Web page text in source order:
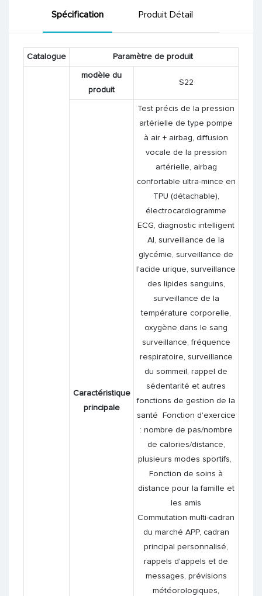
Spécification Produit Détail
Catalogue Paramètre de produit
modèle du
produit
S22
Caractéristique
principale
Test précis de la pression
artérielle de type pompe
à air + airbag, diffusion
vocale de la pression
artérielle, airbag
confortable ultra-mince en
TPU (détachable),
électrocardiogramme
ECG, diagnostic intelligent
AI, surveillance de la
glycémie, surveillance de
l'acide urique, surveillance
des lipides sanguins,
surveillance de la
température corporelle,
oxygène dans le sang
surveillance, fréquence
respiratoire, surveillance
du sommeil, rappel de
sédentarité et autres
fonctions de gestion de la
santé Fonction d'exercice
: nombre de pas/nombre
de calories/distance,
plusieurs modes sportifs,
Fonction de soins à
distance pour la famille et
les amis
Commutation multi-cadran
du marché APP, cadran
principal personnalisé,
rappels d'appels et de
messages, prévisions
météorologiques,